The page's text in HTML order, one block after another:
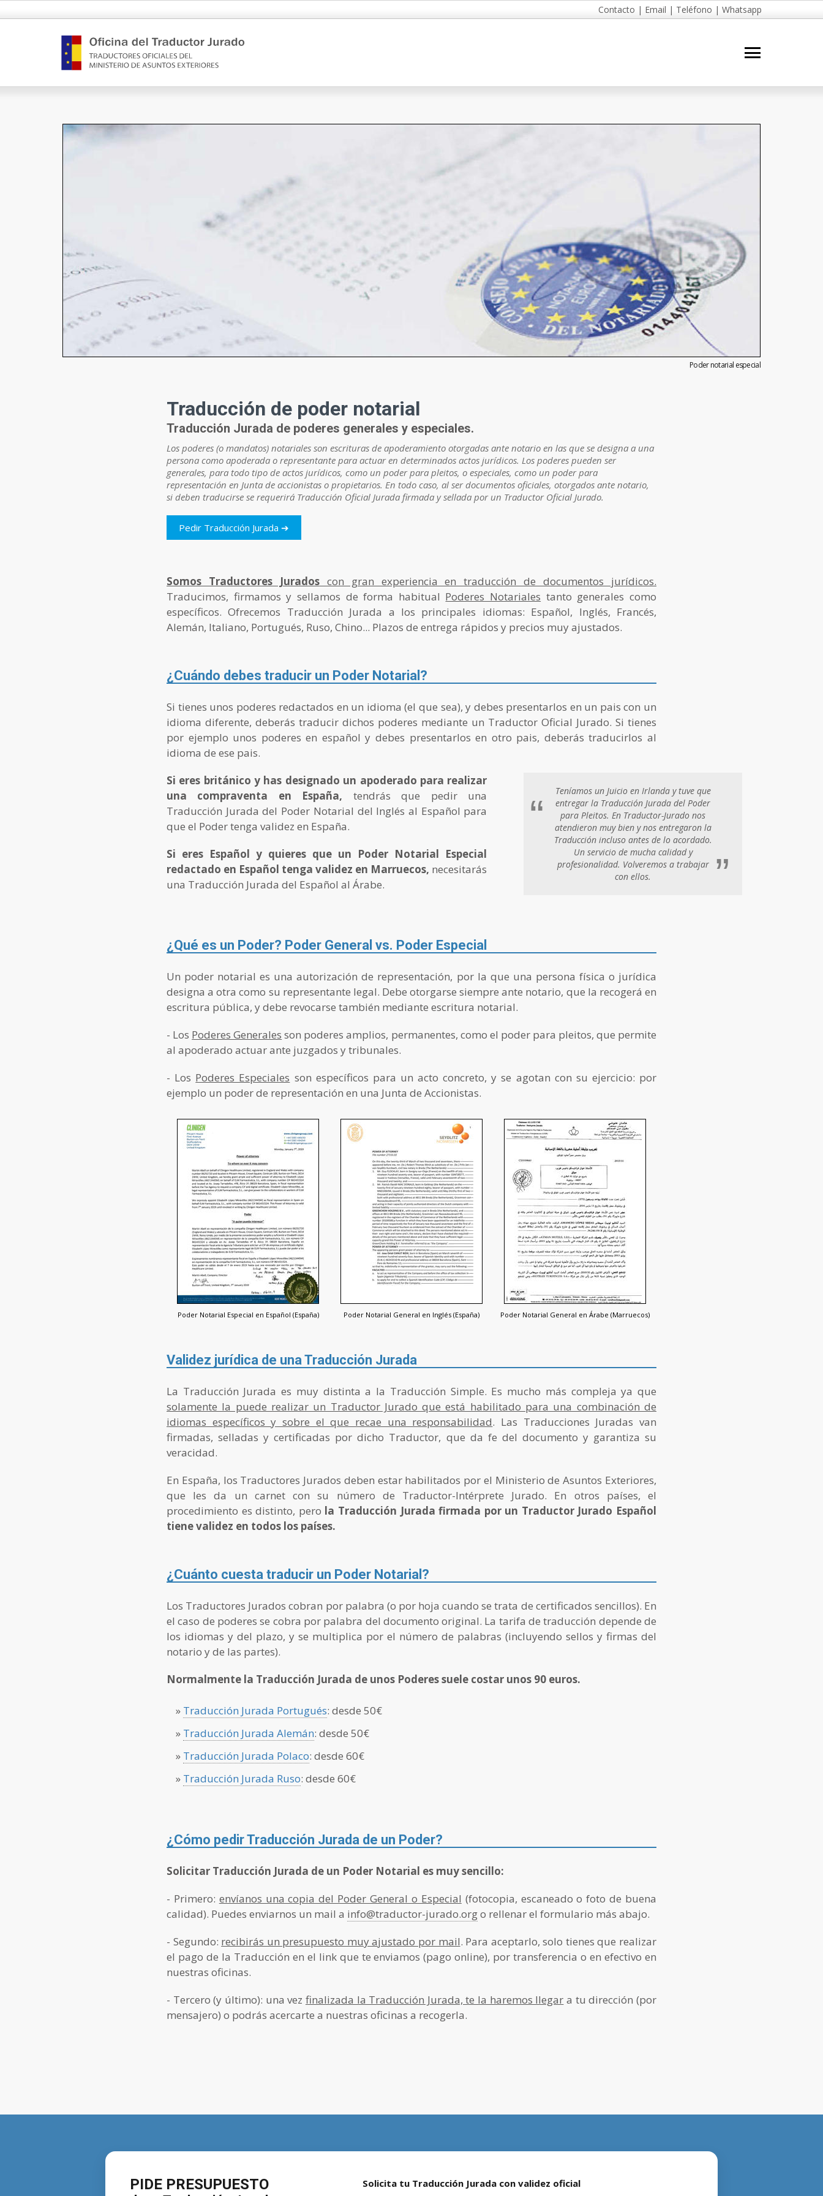
Contacto | Email | Teléfono | Whatsapp
Poder notarial especial
Traducción de poder notarial
Traducción Jurada de poderes generales y especiales.
Los poderes (o mandatos) notariales son escrituras de apoderamiento otorgadas ante notario en las que se designa a una
persona como apoderada o representante para actuar en determinados actos jurídicos. Los poderes pueden ser
generales, para todo tipo de actos jurídicos, como un poder para pleitos, o especiales, como un poder para
representación en Junta de accionistas o propietarios. En todo caso, al ser documentos oficiales, otorgados ante notario,
si deben traducirse se requerirá Traducción Oficial Jurada firmada y sellada por un Traductor Oficial Jurado.
Pedir Traducción Jurada ➔
Somos Traductores Juradoscon gran experiencia en traducción de documentos jurídicos.
Traducimos, firmamos y sellamos de forma habitual Poderes Notariales tanto generales como
específicos. Ofrecemos Traducción Jurada a los principales idiomas: Español, Inglés, Francés,
Alemán, Italiano, Portugués, Ruso, Chino... Plazos de entrega rápidos y precios muy ajustados.
¿Cuándo debes traducir un Poder Notarial?
Si tienes unos poderes redactados en un idioma (el que sea), y debes presentarlos en un pais con un
idioma diferente, deberás traducir dichos poderes mediante un Traductor Oficial Jurado. Si tienes
por ejemplo unos poderes en español y debes presentarlos en otro pais, deberás traducirlos al
idioma de ese pais.
Si eres británico y has designado un apoderado para realizar
una compraventa en España, tendrás que pedir una
Traducción Jurada del Poder Notarial del Inglés al Español para
que el Poder tenga validez en España.
Si eres Español y quieres que un Poder Notarial Especial
redactado en Español tenga validez en Marruecos, necesitarás
una Traducción Jurada del Español al Árabe.
“
Teníamos un Juicio en Irlanda y tuve que
entregar la Traducción Jurada del Poder
para Pleitos. En Traductor-Jurado nos
atendieron muy bien y nos entregaron la
Traducción incluso antes de lo acordado.
Un servicio de mucha calidad y
profesionalidad. Volveremos a trabajar
con ellos.
”
¿Qué es un Poder? Poder General vs. Poder Especial
Un poder notarial es una autorización de representación, por la que una persona física o jurídica
designa a otra como su representante legal. Debe otorgarse siempre ante notario, que la recogerá en
escritura pública, y debe revocarse también mediante escritura notarial.
- Los Poderes Generales son poderes amplios, permanentes, como el poder para pleitos, que permite
al apoderado actuar ante juzgados y tribunales.
- Los Poderes Especiales son específicos para un acto concreto, y se agotan con su ejercicio: por
ejemplo un poder de representación en una Junta de Accionistas.
Poder Notarial Especial en Español (España) Poder Notarial General en Inglés (España) Poder Notarial General en Árabe (Marruecos)
Validez jurídica de una Traducción Jurada
La Traducción Jurada es muy distinta a la Traducción Simple. Es mucho más compleja ya que
solamente la puede realizar un Traductor Jurado que está habilitado para una combinación de
idiomas específicos y sobre el que recae una responsabilidad. Las Traducciones Juradas van
firmadas, selladas y certificadas por dicho Traductor, que da fe del documento y garantiza su
veracidad.
En España, los Traductores Jurados deben estar habilitados por el Ministerio de Asuntos Exteriores,
que les da un carnet con su número de Traductor-Intérprete Jurado. En otros países, el
procedimiento es distinto, pero la Traducción Jurada firmada por un Traductor Jurado Español
tiene validez en todos los países.
¿Cuánto cuesta traducir un Poder Notarial?
Los Traductores Jurados cobran por palabra (o por hoja cuando se trata de certificados sencillos). En
el caso de poderes se cobra por palabra del documento original. La tarifa de traducción depende de
los idiomas y del plazo, y se multiplica por el número de palabras (incluyendo sellos y firmas del
notario y de las partes).
Normalmente la Traducción Jurada de unos Poderes suele costar unos 90 euros.
» Traducción Jurada Portugués: desde 50€
» Traducción Jurada Alemán: desde 50€
» Traducción Jurada Polaco: desde 60€
» Traducción Jurada Ruso: desde 60€
¿Cómo pedir Traducción Jurada de un Poder?
Solicitar Traducción Jurada de un Poder Notarial es muy sencillo:
- Primero: envíanos una copia del Poder General o Especial (fotocopia, escaneado o foto de buena
calidad). Puedes enviarnos un mail a info@traductor-jurado.orgo rellenar el formulario más abajo.
- Segundo: recibirás un presupuesto muy ajustado por mail. Para aceptarlo, solo tienes que realizar
el pago de la Traducción en el link que te enviamos (pago online), por transferencia o en efectivo en
nuestras oficinas.
- Tercero (y último): una vez finalizada la Traducción Jurada, te la haremos llegar a tu dirección (por
mensajero) o podrás acercarte a nuestras oficinas a recogerla.
PIDE PRESUPUESTO Solicita tu Traducción Jurada con validez oficial